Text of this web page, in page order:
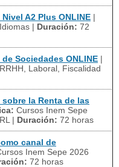
A2 Plus ONLINE |
| Duración: 72
Sociedades ONLINE |
Laboral, Fiscalidad
sobre la Renta de las
Cursos Inem Sepe
| Duración: 72 horas
canal de
Inem Sepe 2026
72 horas